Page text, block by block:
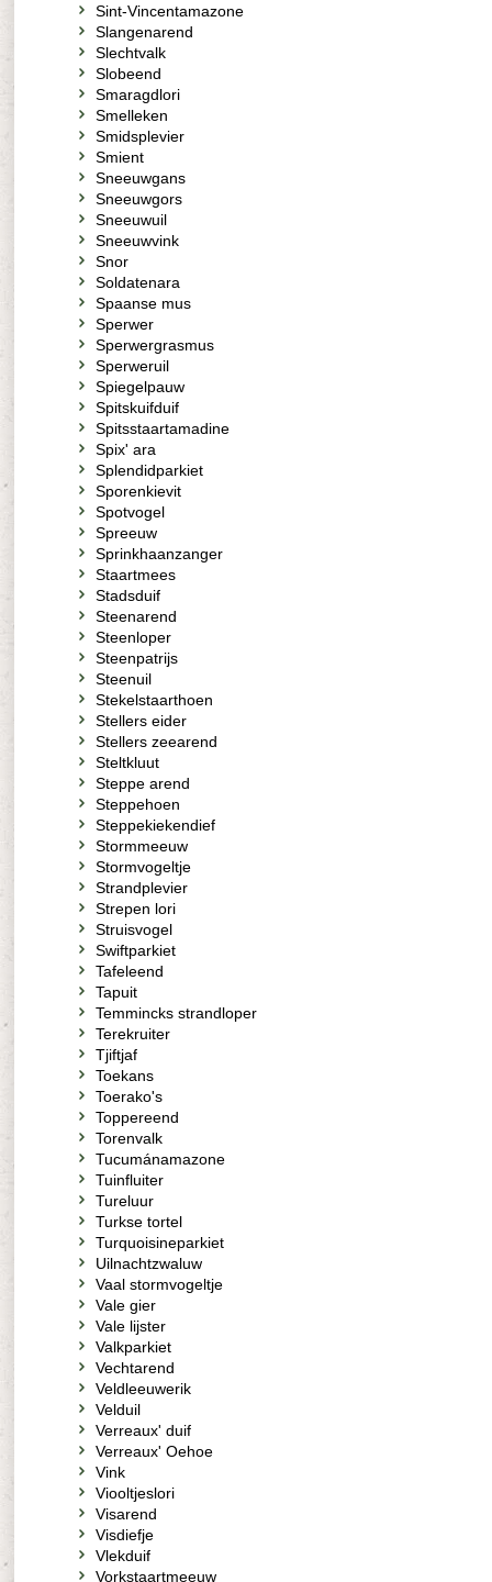
Sint-Vincentamazone
Slangenarend
Slechtvalk
Slobeend
Smaragdlori
Smelleken
Smidsplevier
Smient
Sneeuwgans
Sneeuwgors
Sneeuwuil
Sneeuwvink
Snor
Soldatenara
Spaanse mus
Sperwer
Sperwergrasmus
Sperweruil
Spiegelpauw
Spitskuifduif
Spitsstaartamadine
Spix' ara
Splendidparkiet
Sporenkievit
Spotvogel
Spreeuw
Sprinkhaanzanger
Staartmees
Stadsduif
Steenarend
Steenloper
Steenpatrijs
Steenuil
Stekelstaarthoen
Stellers eider
Stellers zeearend
Steltkluut
Steppe arend
Steppehoen
Steppekiekendief
Stormmeeuw
Stormvogeltje
Strandplevier
Strepen lori
Struisvogel
Swiftparkiet
Tafeleend
Tapuit
Temmincks strandloper
Terekruiter
Tjiftjaf
Toekans
Toerako's
Toppereend
Torenvalk
Tucumánamazone
Tuinfluiter
Tureluur
Turkse tortel
Turquoisineparkiet
Uilnachtzwaluw
Vaal stormvogeltje
Vale gier
Vale lijster
Valkparkiet
Vechtarend
Veldleeuwerik
Velduil
Verreaux' duif
Verreaux' Oehoe
Vink
Viooltjeslori
Visarend
Visdiefje
Vlekduif
Vorkstaartmeeuw